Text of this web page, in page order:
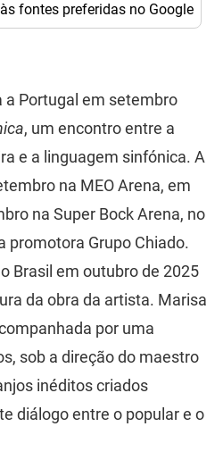
fontes preferidas no Google
Portugal em setembro
, um encontro entre a
e a linguagem sinfónica. A
na MEO Arena, em
na Super Bock Arena, no
promotora Grupo Chiado.
Brasil em outubro de 2025
da obra da artista. Marisa
por uma
sob a direção do maestro
inéditos criados
diálogo entre o popular e o